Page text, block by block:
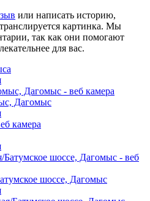
или написать историю,
картинка. Мы
так как они помогают
для вас.
Дагомыс
шоссе, Дагомыс